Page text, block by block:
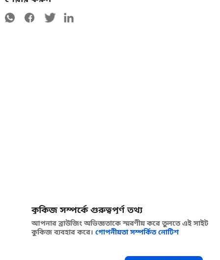
কুকিজ সম্পর্কে গুরুত্বপূর্ণ তথ্য
আপনার ব্রাউজিং অভিজ্ঞতাকে স্মরণীয় করে তুলতে এই সাইট
কুকিজ ব্যবহার করে। গোপনীয়তা সম্পর্কিত নোটিশ